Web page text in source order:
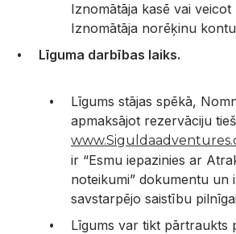
Iznomātāja kasē vai
Iznomātāja norēķinu
Līguma darbības laiks.
Līgums stājas spēkā,
apmaksājot rezervāciju
ir “Esmu iepazinies ar
noteikumi” dokumentu un
savstarpējo saistību
Līgums var tikt pārtraukts